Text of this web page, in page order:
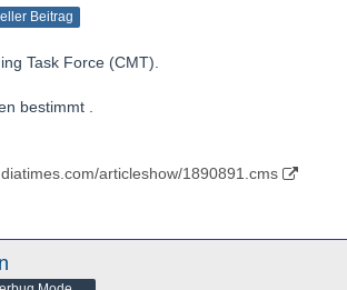
Beitrag
Task Force (CMT).
bestimmt .
articleshow/1890891.cms